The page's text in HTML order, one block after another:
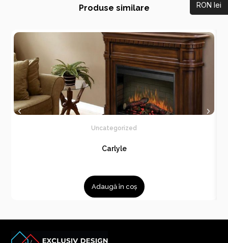
Produse similare
Uncategorized
Carlyle
Adaugă în coș
RON lei